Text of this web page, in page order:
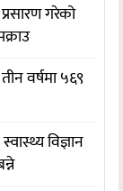
गरेको
वर्षमा ५६९
विज्ञान